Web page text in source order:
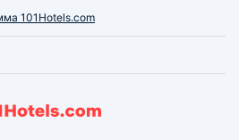
101Hotels.com